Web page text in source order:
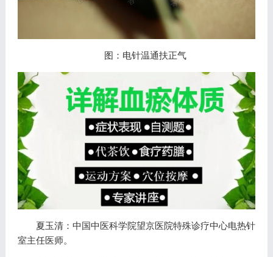
图：电针温通扶正气
夏玉清：中国中医科学院望京医院特殊诊疗中心电热针
室主任医师。